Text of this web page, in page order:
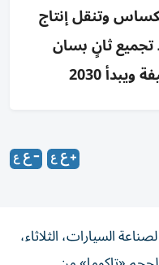
مليار$ بتكساس وتنقل إنتاج
ثانٍ بسان
السيارات، الثلاثاء،